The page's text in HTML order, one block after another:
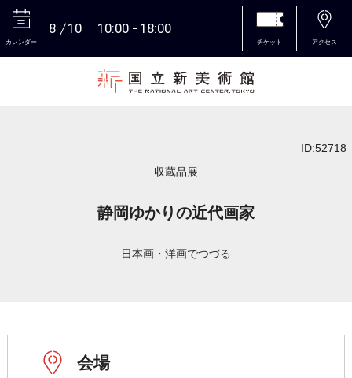
カレンダー
8 10 10:00 18:00
チケット アクセス
ID:52718
収蔵品展
静岡ゆかりの近代画家
日本画・洋画でつづる
会場